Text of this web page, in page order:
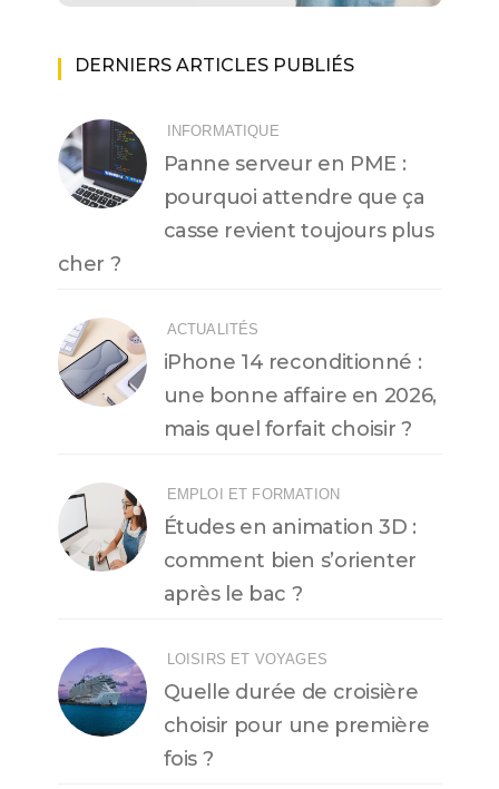
DERNIERS ARTICLES PUBLIÉS
INFORMATIQUE
Panne serveur en PME :
pourquoi attendre que ça
casse revient toujours plus
cher ?
ACTUALITÉS
iPhone 14 reconditionné :
une bonne affaire en 2026,
mais quel forfait choisir ?
EMPLOI ET FORMATION
Études en animation 3D :
comment bien s’orienter
après le bac ?
LOISIRS ET VOYAGES
Quelle durée de croisière
choisir pour une première
fois ?